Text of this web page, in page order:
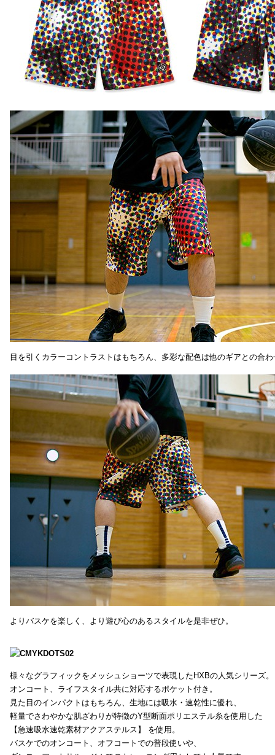
目を引くカラーコントラストはもちろん、多彩な配色は他のギアとの合
よりバスケを楽しく、より遊び心のあるスタイルを是非ぜひ。
様々なグラフィックをメッシュショーツで表現したHXBの人気シリーズ。
オンコート、ライフスタイル共に対応するポケット付き。
見た目のインパクトはもちろん、生地には吸水・速乾性に優れ、
軽量でさわやかな肌ざわりが特徴のY型断面ポリエステル糸を使用した
【急速吸水速乾素材アクアステルス】 を使用。
バスケでのオンコート、オフコートでの普段使いや、